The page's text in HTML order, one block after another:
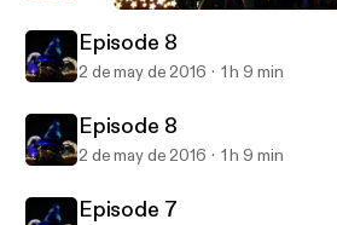
Yen Sid's Broom Closet
Episode 8
2 de may de 2016 1 h 9 min
Episode 8
2 de may de 2016 1 h 9 min
Episode 7